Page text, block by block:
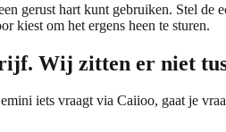
gerust hart kunt gebruiken. Stel
kiest om het ergens heen te sturen.
Wij zitten er niet
iets vraagt via Caiioo, gaat je